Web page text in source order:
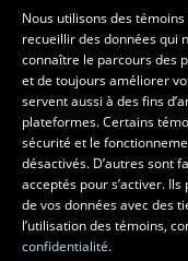
Les écoles et la
École d’architecture
École d’art
École supérieure
régional
Centre de recherche en
Nous utilisons des
recueillir des données qui
connaître le parcours des
et de toujours améliorer
servent aussi à des fins
plateformes. Certains
sécurité et le
désactivés. D’autres sont
acceptés pour s’activer.
de vos données avec des
l’utilisation des témoins,
confidentialité.